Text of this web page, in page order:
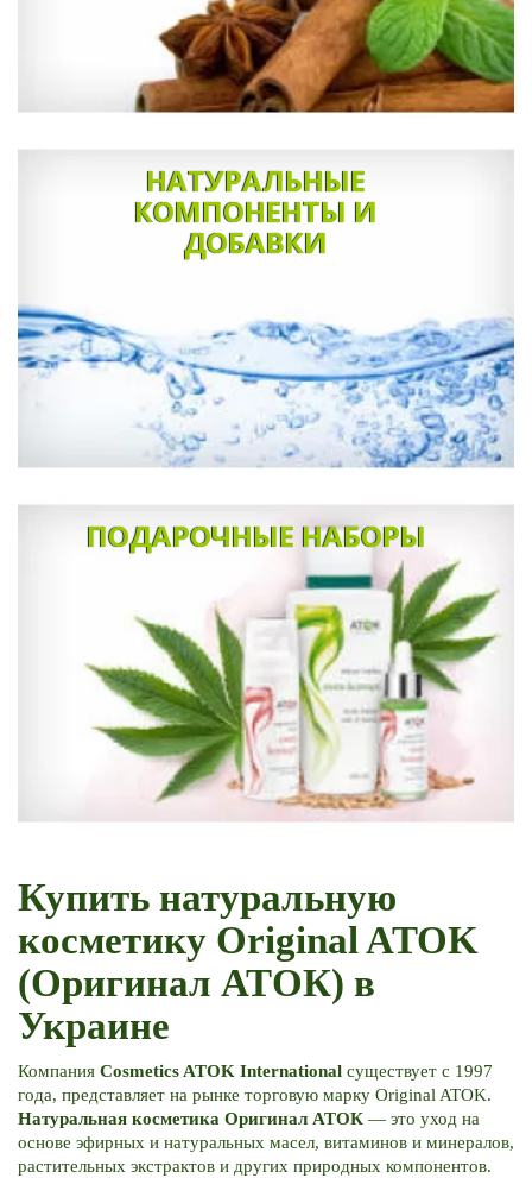
НАТУРАЛЬНЫЕ
КОМПОНЕНТЫ И
ДОБАВКИ
ПОДАРОЧНЫЕ НАБОРЫ
Купить натуральную
косметику Original ATOK
(Оригинал АТОК) в
Украине
Компания Cosmetics ATOK International существует с 1997
года, представляет на рынке торговую марку Original ATOK.
Натуральная косметика Оригинал АТОК — это уход на
основе эфирных и натуральных масел, витаминов и минералов,
растительных экстрактов и других природных компонентов.